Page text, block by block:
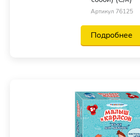
Артикул 76125
Подробнее